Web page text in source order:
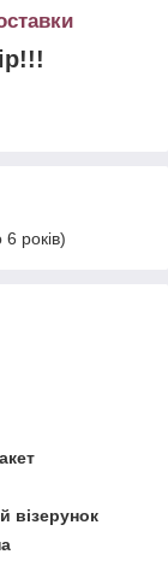
років)
візерунок